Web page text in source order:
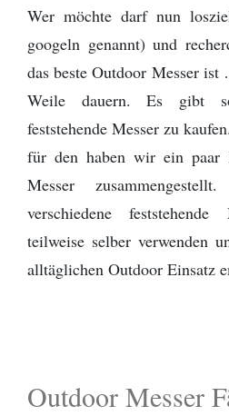
Wer möchte darf nun
googeln genannt) und
das beste Outdoor Messer
Weile dauern. Es gibt
feststehende Messer zu
für den haben wir ein paar
Messer
verschiedene
teilweise selber verwenden
alltäglichen Outdoor Einsatz
Outdoor Messer